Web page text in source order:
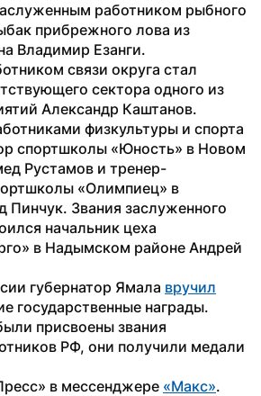
работником рыбного
прибрежного лова из
Владимир Езанги.
связи округа стал
сектора одного из
Александр Каштанов.
физкультуры и спорта
спортшколы «Юность» в Новом
Рустамов и тренер-
«Олимпиец» в
Пинчук. Звания заслуженного
начальник цеха
в Надымском районе Андрей
губернатор Ямала вручил
государственные награды.
присвоены звания
РФ, они получили медали
в мессенджере «Макс».